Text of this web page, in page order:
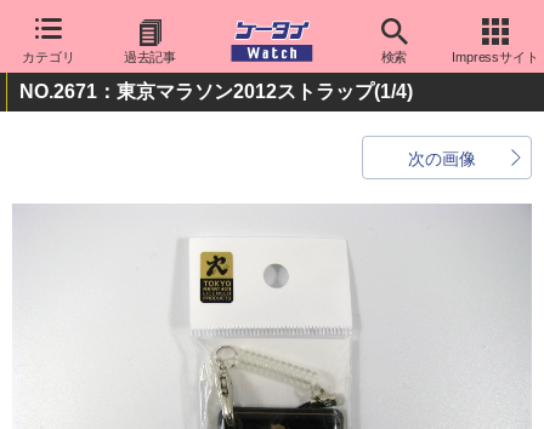
カテゴリ 過去記事 検索 Impressサイト
NO.2671：東京マラソン2012ストラップ(1/4)
次の画像